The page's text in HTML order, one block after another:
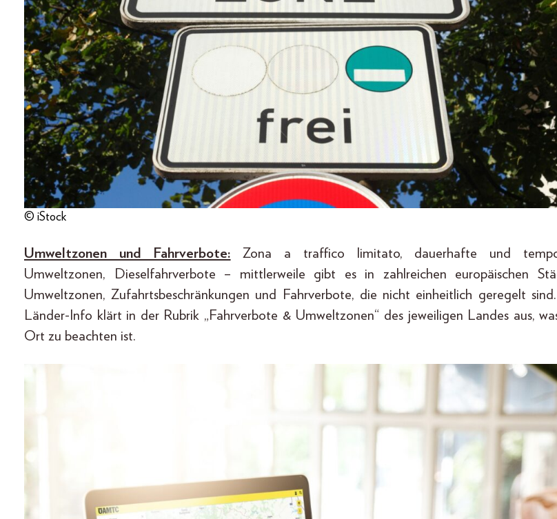
© iStock
Umweltzonen und Fahrverbote: Zona a traffico limitato, dauerhafte und
Umweltzonen, Dieselfahrverbote – mittlerweile gibt es in zahlreichen europäischen
Umweltzonen, Zufahrtsbeschränkungen und Fahrverbote, die nicht einheitlich geregelt
Länder-Info klärt in der Rubrik „Fahrverbote & Umweltzonen“ des jeweiligen Landes aus,
Ort zu beachten ist.